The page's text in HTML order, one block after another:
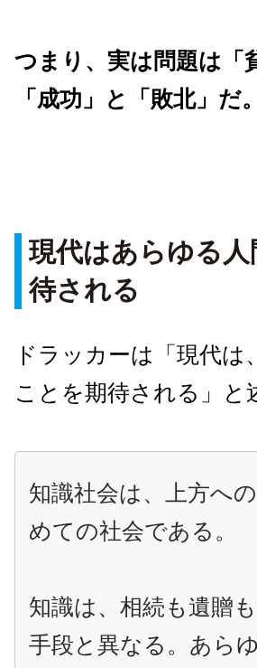
つまり、実は問題は「
「成功」と「敗北」だ。
現代はあらゆる
待される
ドラッカーは「現代
ことを期待される」と
知識社会は、上方へ
めての社会である。
知識は、相続も遺贈
手段と異なる。あら